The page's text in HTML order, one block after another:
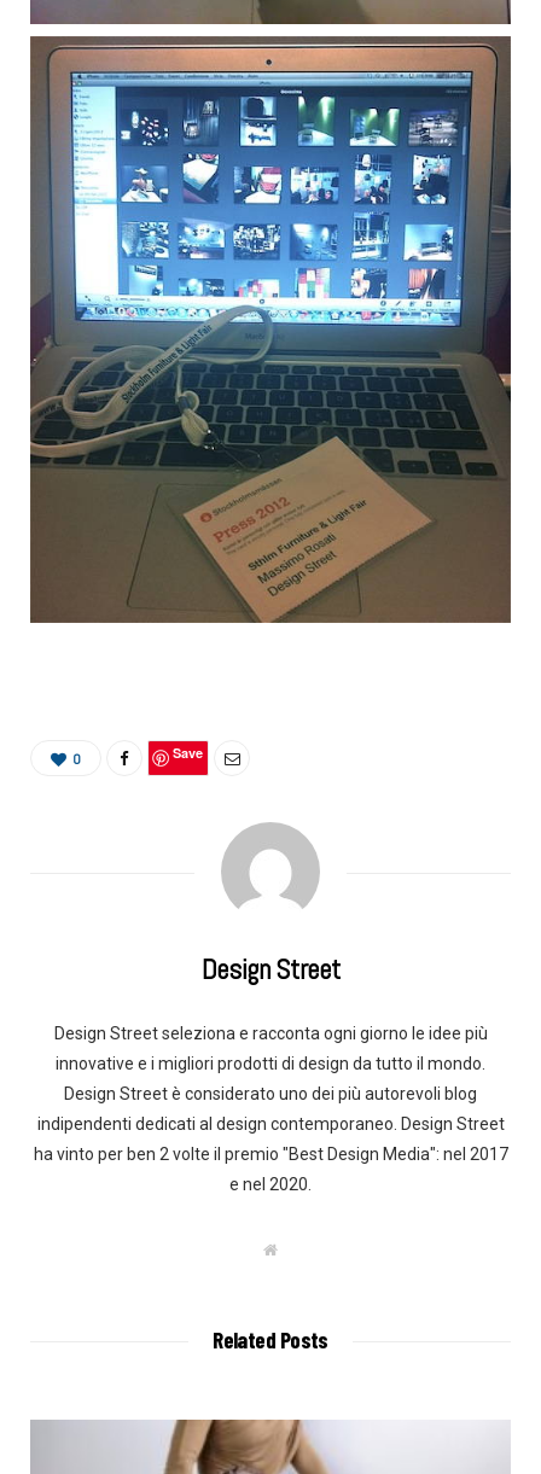
0 Save
Design Street
Design Street seleziona e racconta ogni giorno le idee più
innovative e i migliori prodotti di design da tutto il mondo.
Design Street è considerato uno dei più autorevoli blog
indipendenti dedicati al design contemporaneo. Design Street
ha vinto per ben 2 volte il premio "Best Design Media": nel 2017
e nel 2020.
W
Related Posts